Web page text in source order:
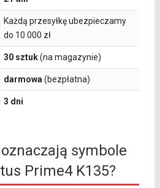
Każdą przesyłkę ubezpieczamy
do 10 000 zł
30 sztuk(na magazynie)
darmowa (bezpłatna)
3 dni
symbole
Prime4 K135?